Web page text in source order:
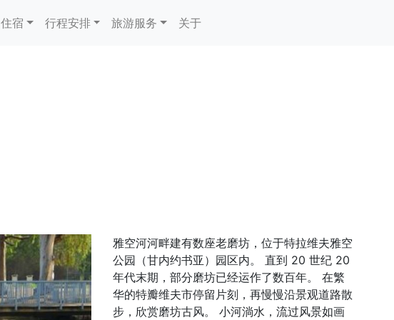
住宿 行程安排 旅游服务 关于
雅空河河畔建有数座老磨坊，位于特拉维夫雅空
公园（甘内约书亚）园区内。 直到 20 世纪 20
年代末期，部分磨坊已经运作了数百年。 在繁
华的特瓣维夫市停留片刻，再慢慢沿景观道路散
步，欣赏磨坊古风。 小河淌水，流过风景如画